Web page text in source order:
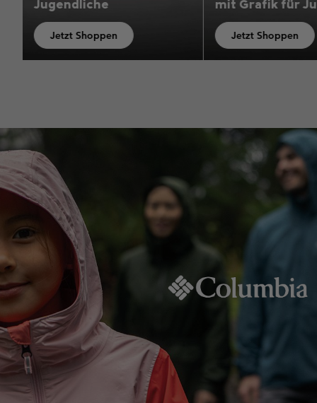
mit Grafik für Jungen
Jetzt Shoppen
Jugendliche
Jetzt Shoppen